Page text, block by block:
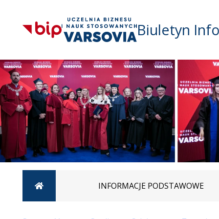
Biuletyn
Strona główna INFORMACJE PODSTAWOWE